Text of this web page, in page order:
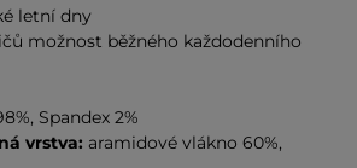
letní dny
možnost běžného každodenního
Spandex 2%
vrstva: aramidové vlákno 60%,